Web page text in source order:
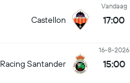
Castellon
Vandaag
17:00
Racing Santander
16-8-2026
15:00